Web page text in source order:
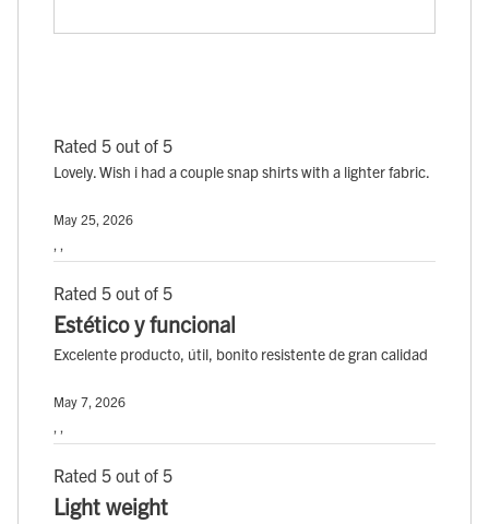
Rated 5 out of 5
Lovely. Wish i had a couple snap shirts with a lighter fabric.
May 25, 2026
Rated 5 out of 5
Estético y funcional
Excelente producto, útil, bonito resistente de gran calidad
May 7, 2026
Rated 5 out of 5
Light weight